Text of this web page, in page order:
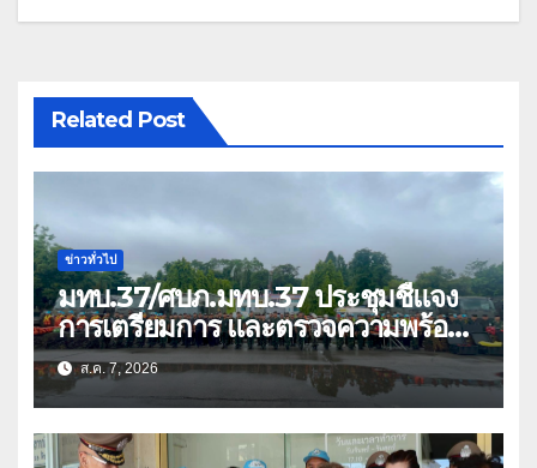
Related Post
ข่าวทั่วไป
มทบ.37/ศบภ.มทบ.37 ประชุมชี้แจง
การเตรียมการ และตรวจความพร้อม
ด้านการบรรเทาสาธารณภัย
ส.ค. 7, 2026